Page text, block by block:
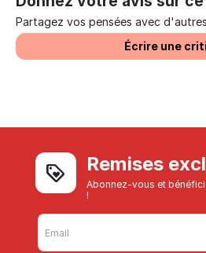
Partagez vos pensées avec
Écrire une
Remises
Abonnez-vous et
!